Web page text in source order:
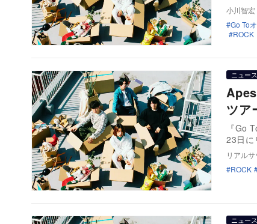
小川智宏
Go To
ROCK
ニュース
ツア
『Go
23日
リアル
ROCK
ニュース